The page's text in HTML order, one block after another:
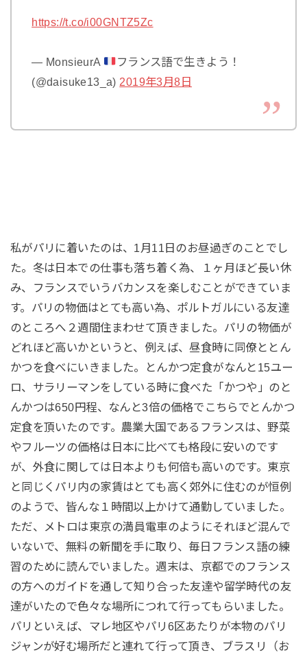
https://t.co/i00GNTZ5Zc
— MonsieurA
フランス語で生きよう！
(@daisuke13_a) 2019年3月8日
私がパリに着いたのは、1月11日のお昼過ぎのことでし
た。冬は日本での仕事も落ち着く為、１ヶ月ほど長い休
み、フランスでいうバカンスを楽しむことができていま
す。パリの物価はとても高い為、ポルトガルにいる友達
のところへ２週間住まわせて頂きました。パリの物価が
どれほど高いかというと、例えば、昼食時に同僚ととん
かつを食べにいきました。とんかつ定食がなんと15ユー
ロ、サラリーマンをしている時に食べた「かつや」のと
んかつは650円程、なんと3倍の価格でこちらでとんかつ
定食を頂いたのです。農業大国であるフランスは、野菜
やフルーツの価格は日本に比べても格段に安いのです
が、外食に関しては日本よりも何倍も高いのです。東京
と同じくパリ内の家賃はとても高く郊外に住むのが恒例
のようで、皆んな１時間以上かけて通勤していました。
ただ、メトロは東京の満員電車のようにそれほど混んで
いないで、無料の新聞を手に取り、毎日フランス語の練
習のために読んでいました。週末は、京都でのフランス
の方へのガイドを通して知り合った友達や留学時代の友
達がいたので色々な場所につれて行ってもらいました。
パリといえば、マレ地区やパリ6区あたりが本物のパリ
ジャンが好む場所だと連れて行って頂き、ブラスリ（お